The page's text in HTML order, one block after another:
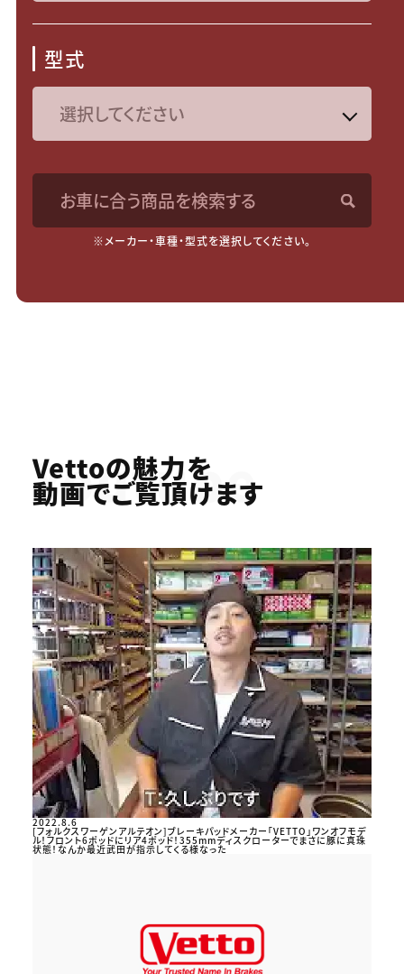
型式
お車に合う商品を検索する
※メーカー・車種・型式を選択してください。
Youtube
Vettoの魅力を
動画でご覧頂けます
2022.8.6
[フォルクスワーゲンアルテオン]ブレーキパッドメーカー「VETTO」ワンオフモデ
ル！フロント6ポッドにリア4ポッド！355mmディスクローターでまさに豚に真珠
状態！なんか最近武田が指示してくる様なった